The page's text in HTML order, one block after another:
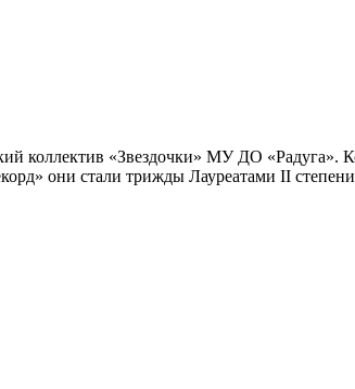
коллектив «Звездочки» МУ ДО «Радуга».
они стали трижды Лауреатами II